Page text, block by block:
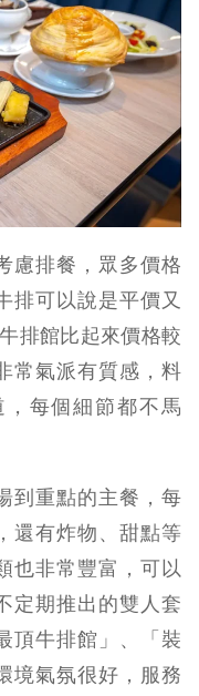
慮排餐，眾多價格
排可以說是平價又
排館比起來價格較
常氣派有質感，料
每個細節都不馬
到重點的主餐，每
還有炸物、甜點等
也非常豐富，可以
定期推出的雙人套
頂牛排館」、「裝
境氣氛很好，服務